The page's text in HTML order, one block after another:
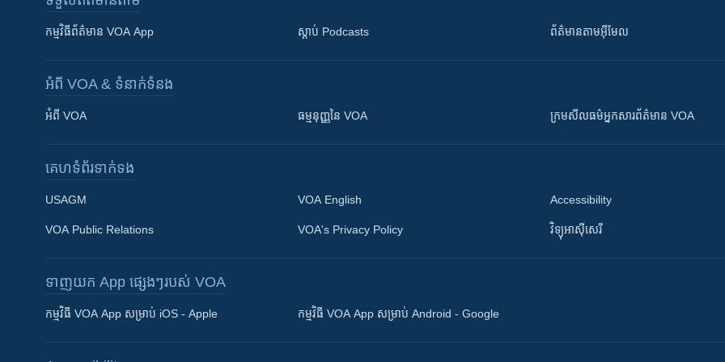
Khmer English
កម្មវិធី​ព័ត៌មាន VOA App ស្តាប់ Podcasts ព័ត៌មាន​តាម​អ៊ីមែល
អំពី​ VOA & ទំនាក់ទំនង
អំពី​ VOA ធម្មនុញ្ញ​នៃ VOA ក្រម​​​សីលធម៌​​​អ្នក​​​សារព័ត៌មាន VOA
គេហទំព័រ​​ទាក់ទង
USAGM
VOA Public Relations
VOA English
VOA's Privacy Policy
Accessibility
វិទ្យុ​អាស៊ី​សេរី
ទាញយក​ App ផ្សេងៗ​របស់​ VOA
កម្មវិធី​ VOA App សម្រាប់ iOS - Apple កម្មវិធី​ VOA App សម្រាប់ Android - Google